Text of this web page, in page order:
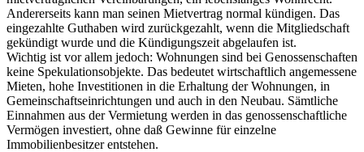
Andererseits kann man seinen Mietvertrag normal kündigen. Das
eingezahlte Guthaben wird zurückgezahlt, wenn die Mitgliedschaft
gekündigt wurde und die Kündigungszeit abgelaufen ist.
Wichtig ist vor allem jedoch: Wohnungen sind bei Genossenschaften
keine Spekulationsobjekte. Das bedeutet wirtschaftlich angemessene
Mieten, hohe Investitionen in die Erhaltung der Wohnungen, in
Gemeinschaftseinrichtungen und auch in den Neubau. Sämtliche
Einnahmen aus der Vermietung werden in das genossenschaftliche
Vermögen investiert, ohne daß Gewinne für einzelne
Immobilienbesitzer entstehen.